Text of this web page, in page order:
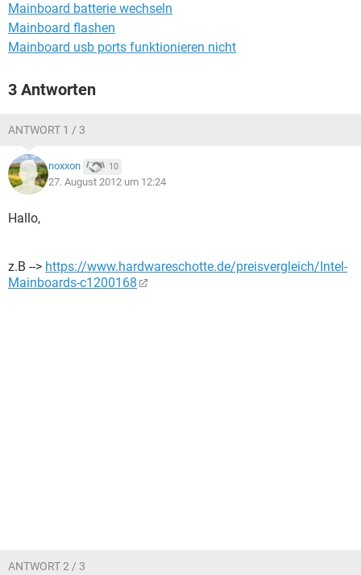
Mainboard batterie wechseln
Mainboard flashen
Mainboard usb ports funktionieren nicht
3 Antworten
ANTWORT 1 / 3
noxxon 10
27. August 2012 um 12:24
Hallo,
z.B --> https://www.hardwareschotte.de/preisvergleich/Intel-
Mainboards-c1200168
ANTWORT 2 / 3